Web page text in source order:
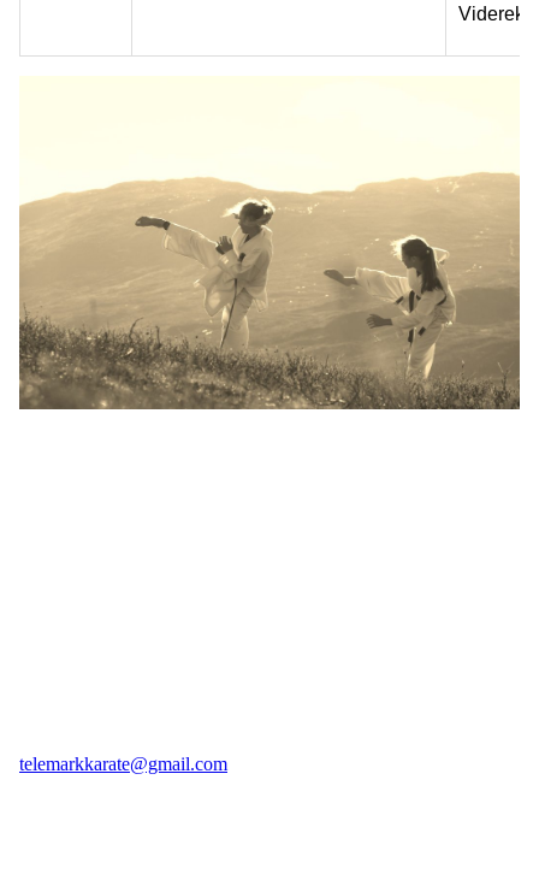
telemarkkarate@gmail.com